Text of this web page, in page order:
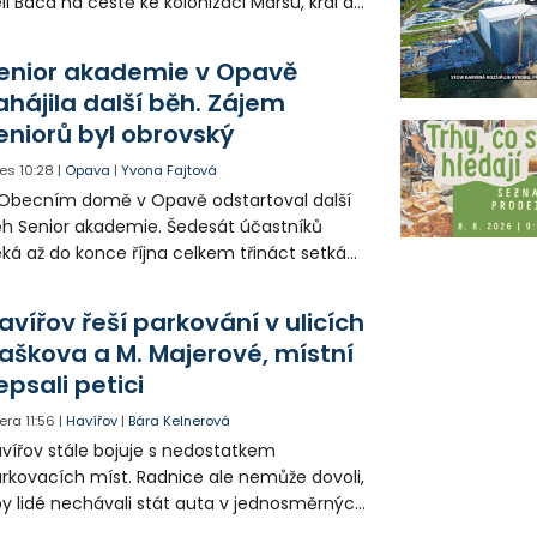
a místostarosta David Kula.
akademie v Opavě
další běh. Zájem
byl obrovský
10:28 | Opava |Yvona Fajtová
domě v Opavě odstartoval další
Senior akademie. Šedesát účastníků
až do konce října celkem třináct setkání
certifikáty o absolvování studia a
dárky.
řeší parkování v ulicích
a M. Majerové, místní
petici
11:56 |Havířov |Bára Kelnerová
stále bojuje s nedostatkem
míst. Radnice ale nemůže dovoli,
lidé nechávali stát auta v jednosměrných